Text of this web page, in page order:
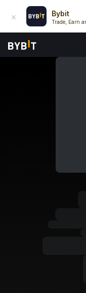
Bybit
Trade, Earn